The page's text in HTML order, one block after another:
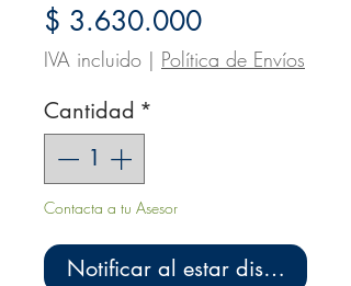
$ 3.630.000Precio
IVA incluido | Política de Envíos
Cantidad *
Contacta a tu Asesor
Notificar al estar disponible